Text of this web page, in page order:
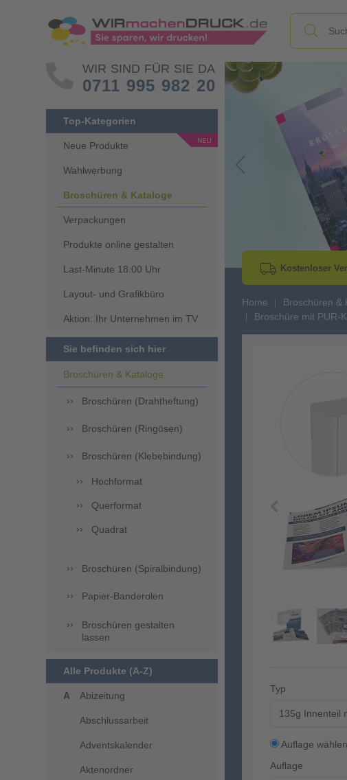
WIR SIND FÜR SIE DA
0711 995 982 20
Top-Kategorien
Neue Produkte
Wahlwerbung
Broschüren & Kataloge
Verpackungen
Produkte online gestalten
Last-Minute 18:00 Uhr
Layout- und Grafikbüro
Aktion: Ihr Unternehmen im TV
Sie befinden sich hier
Broschüren & Kataloge
Broschüren (Drahtheftung)
Broschüren (Ringösen)
Broschüren (Klebebindung)
Hochformat
Querformat
Quadrat
Broschüren (Spiralbindung)
Papier-Banderolen
Broschüren gestalten
lassen
Alle Produkte (A-Z)
Abizeitung
Abschlussarbeit
Adventskalender
Aktenordner
Go to Previous Slide
Kostenloser
Home Broschüren &
Broschüre mit PUR-
Typ
135g Innenteil
Auflage
Auflage